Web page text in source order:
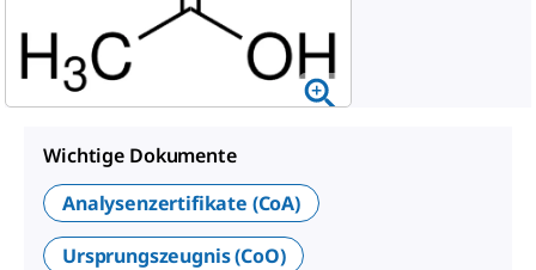
Wichtige Dokumente
Analysenzertifikate (CoA)
Ursprungszeugnis (CoO)